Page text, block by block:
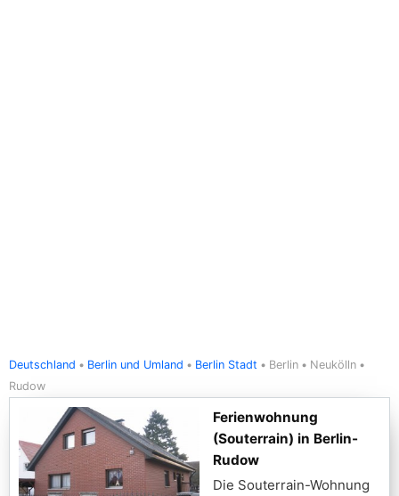
Deutschland Berlin und Umland Berlin Stadt Berlin
Neukölln
Rudow
Ferienwohnung
(Souterrain) in Berlin-
Rudow
Die Souterrain-Wohnung